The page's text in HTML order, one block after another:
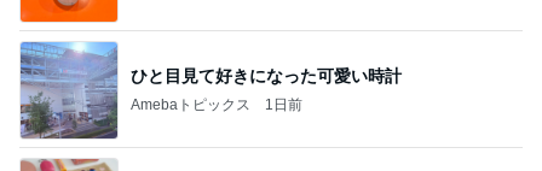
ひと目見て好きになった可愛い時計
Amebaトピックス 1日前